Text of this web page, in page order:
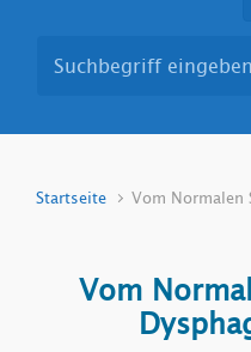
Startseite Vom Normalen
Vom